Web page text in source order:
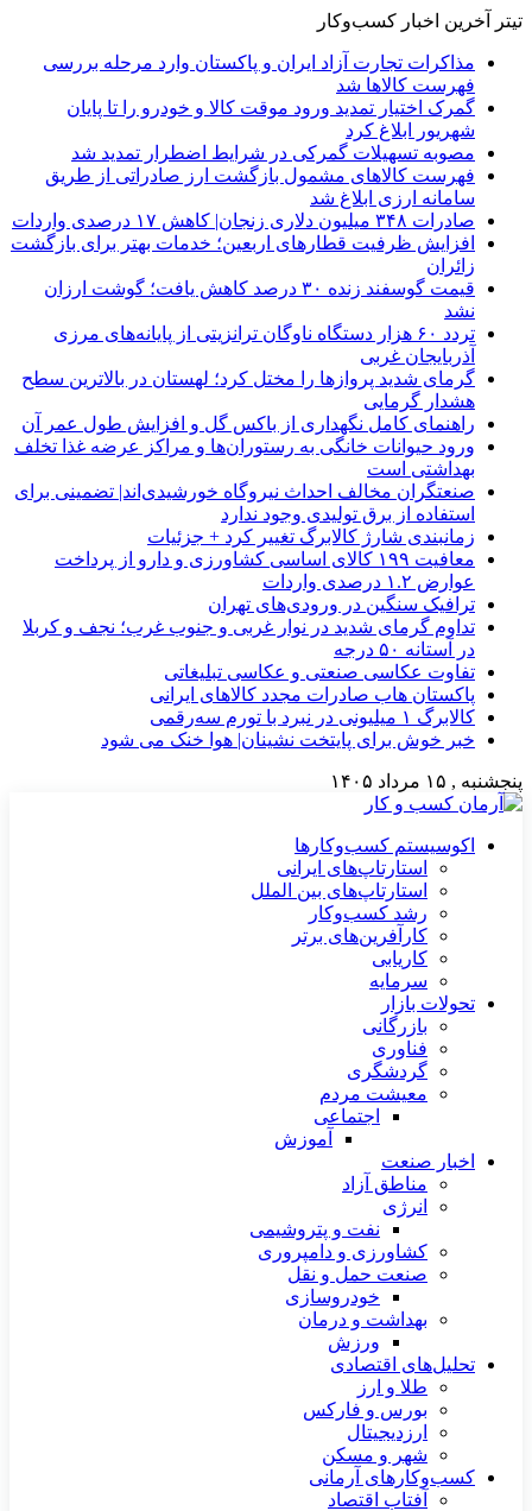
تیتر آخرین اخبار کسب‌وکار
مذاکرات تجارت آزاد ایران و پاکستان وارد مرحله بررسی
فهرست کالاها شد
گمرک اختیار تمدید ورود موقت کالا و خودرو را تا پایان
شهریور ابلاغ کرد
مصوبه تسهیلات گمرکی در شرایط اضطرار تمدید شد
فهرست کالاهای مشمول بازگشت ارز صادراتی از طریق
سامانه ارزی ابلاغ شد
صادرات ۳۴۸ میلیون دلاری زنجان| ‌کاهش ۱۷ درصدی واردات
افزایش ظرفیت قطارهای اربعین؛ خدمات بهتر برای بازگشت
زائران
قیمت گوسفند زنده ۳۰ درصد کاهش یافت؛ گوشت ارزان
نشد
تردد ۶۰ هزار دستگاه ناوگان ترانزیتی از پایانه‌های مرزی
آذربایجان ‌غربی
گرمای شدید پروازها را مختل کرد؛ لهستان در بالاترین سطح
هشدار گرمایی
راهنمای کامل نگهداری از باکس گل و افزایش طول عمر آن
ورود حیوانات خانگی به رستوران‌ها و مراکز عرضه غذا تخلف
بهداشتی است
صنعتگران مخالف احداث نیروگاه خورشیدی‌اند| تضمینی برای
استفاده از برق تولیدی وجود ندارد
زمانبندی شارژ کالابرگ تغییر کرد + جزئیات
معافیت ۱۹۹ کالای اساسی کشاورزی و دارو از پرداخت
عوارض ۱.۲ درصدی واردات
ترافیک سنگین در ورودی‌های تهران
تداوم گرمای شدید در نوار غربی و جنوب غرب؛ نجف و کربلا
در آستانه ۵۰ درجه
تفاوت عکاسی صنعتی و عکاسی تبلیغاتی
پاکستان هاب صادرات مجدد کالاهای ایرانی
کالابرگ ۱ میلیونی در نبرد با تورم سه‌رقمی
خبر خوش برای پایتخت نشینان| هوا خنک می شود
پنجشنبه , ۱۵ مرداد ۱۴۰۵
اکوسیستم کسب‌وکارها
استارتاپ‌های ایرانی
استارتاپ‌های بین الملل
رشد کسب‌وکار
کارآفرین‌های برتر
کاریابی
سرمایه
تحولات بازار
بازرگانی
فناوری
گردشگری
معیشت مردم
اجتماعی
آموزش
اخبار صنعت
مناطق آزاد
انرژی
نفت و پتروشیمی
کشاورزی و دامپروری
صنعت حمل و نقل
خودروسازی
بهداشت و درمان
ورزش
تحلیل‌های اقتصادی
طلا و ارز
بورس و فارکس
ارزدیجیتال
شهر و مسکن
کسب‌وکارهای آرمانی
آفتاب اقتصاد